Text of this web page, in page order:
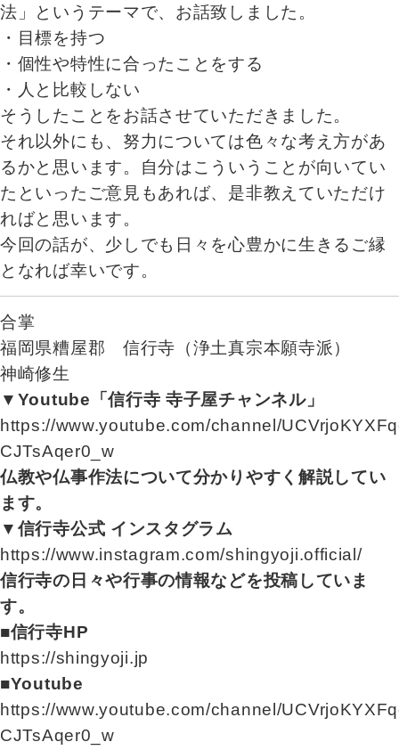
法」というテーマで、お話致しました。
・目標を持つ
・個性や特性に合ったことをする
・人と比較しない
そうしたことをお話させていただきました。
それ以外にも、努力については色々な考え方があ
るかと思います。自分はこういうことが向いてい
たといったご意見もあれば、是非教えていただけ
ればと思います。
今回の話が、少しでも日々を心豊かに生きるご縁
となれば幸いです。
合掌
福岡県糟屋郡 信行寺（浄土真宗本願寺派）
神崎修生
▼Youtube「信行寺 寺子屋チャンネル」
https://www.youtube.com/channel/
CJTsAqer0_w
仏教や仏事作法について分かりやすく解説してい
ます。
▼信行寺公式 インスタグラム
https://www.instagram.com/shingyoji.official/
信行寺の日々や行事の情報などを投稿していま
す。
■信行寺HP
https://shingyoji.jp
■Youtube
https://www.youtube.com/channel/
CJTsAqer0_w